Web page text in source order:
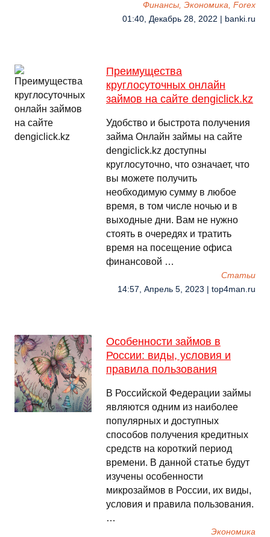
Финансы, Экономика, Forex
01:40, Декабрь 28, 2022 | banki.ru
Преимущества
круглосуточных онлайн
займов на сайте dengiclick.kz
Удобство и быстрота получения
займа Онлайн займы на сайте
dengiclick.kz доступны
круглосуточно, что означает, что
вы можете получить
необходимую сумму в любое
время, в том числе ночью и в
выходные дни. Вам не нужно
стоять в очередях и тратить
время на посещение офиса
финансовой …
Cтатьи
14:57, Апрель 5, 2023 | top4man.ru
Особенности займов в
России: виды, условия и
правила пользования
В Российской Федерации займы
являются одним из наиболее
популярных и доступных
способов получения кредитных
средств на короткий период
времени. В данной статье будут
изучены особенности
микрозаймов в России, их виды,
условия и правила пользования.
…
Экономика